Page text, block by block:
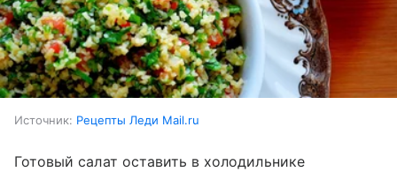
Источник: Рецепты Леди Mail.ru
Готовый салат оставить в холодильнике